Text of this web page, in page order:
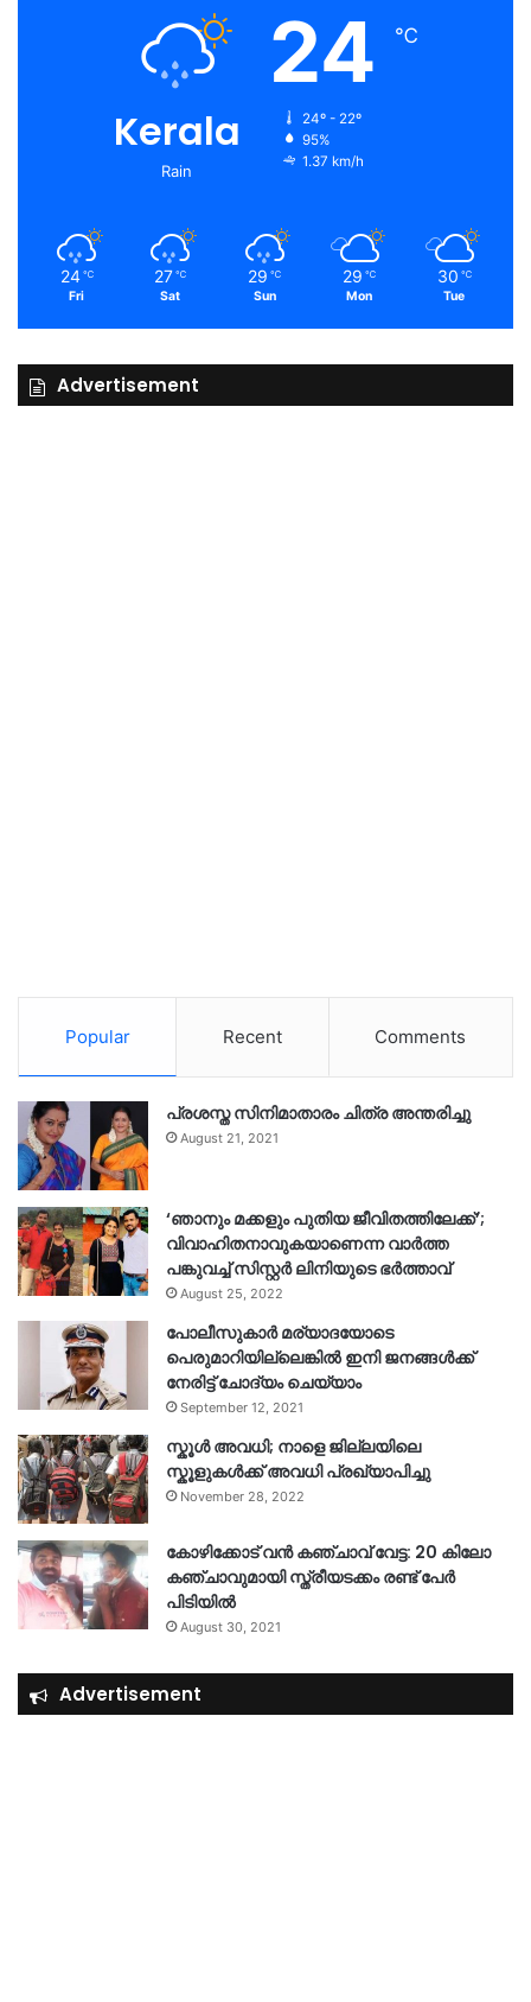
Kerala
Rain
24 ℃
24º - 22º
95%
1.37 km/h
24 ℃
Fri
27 ℃
Sat
29 ℃
Sun
29 ℃
Mon
30 ℃
Tue
Advertisement
Popular Recent Comments
പ്രശസ്ത സിനിമാതാരം ചിത്ര അന്തരിച്ചു
August 21, 2021
‘ഞാനും മക്കളും പുതിയ ജീവിതത്തിലേക്ക്’;
വിവാഹിതനാവുകയാണെന്ന വാർത്ത
പങ്കുവച്ച് സിസ്റ്റർ ലിനിയുടെ ഭർത്താവ്
August 25, 2022
പോലീസുകാര്‍ മര്യാദയോടെ
പെരുമാറിയില്ലെങ്കില്‍ ഇനി ജനങ്ങള്‍ക്ക്
നേരിട്ട് ചോദ്യം ചെയ്യാം
September 12, 2021
സ്കൂൾ അവധി; നാളെ ജില്ലയിലെ
സ്കൂളുകൾക്ക് അവധി പ്രഖ്യാപിച്ചു
November 28, 2022
കോഴിക്കോട് വൻ കഞ്ചാവ് വേട്ട: 20 കിലോ
കഞ്ചാവുമായി സ്ത്രീയടക്കം രണ്ട് പേർ
പിടിയിൽ
August 30, 2021
Advertisement